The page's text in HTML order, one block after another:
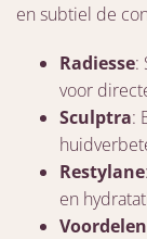
en subtiel de
Radiesse:
voor
Sculptra:
Restylane
en
Voordelen